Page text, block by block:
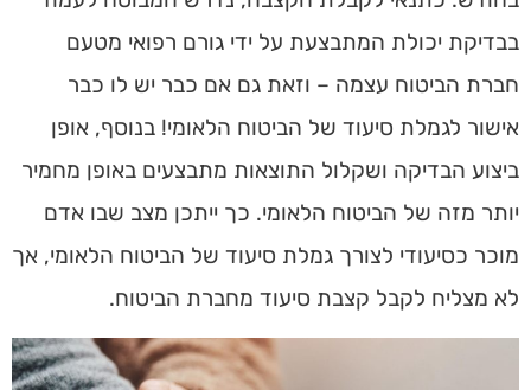
בבדיקת יכולת המתבצעת על ידי גורם רפואי מטעם
חברת הביטוח עצמה – וזאת גם אם כבר יש לו כבר
אישור לגמלת סיעוד של הביטוח הלאומי! בנוסף, אופן
ביצוע הבדיקה ושקלול התוצאות מתבצעים באופן מחמיר
יותר מזה של הביטוח הלאומי. כך ייתכן מצב שבו אדם
מוכר כסיעודי לצורך גמלת סיעוד של הביטוח הלאומי, אך
לא מצליח לקבל קצבת סיעוד מחברת הביטוח.